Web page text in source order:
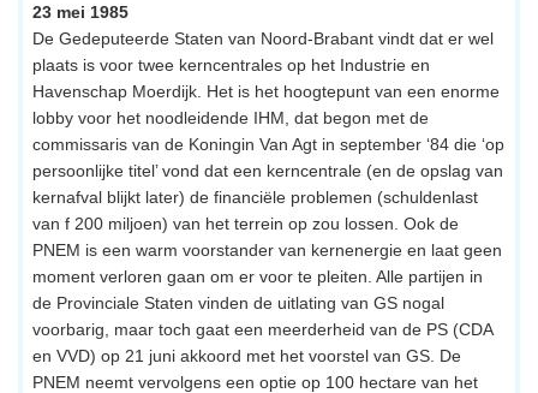
23 mei 1985
De Gedeputeerde Staten van Noord-Brabant vindt dat er wel
plaats is voor twee kerncentrales op het Industrie en
Havenschap Moerdijk. Het is het hoogtepunt van een enorme
lobby voor het noodleidende IHM, dat begon met de
commissaris van de Koningin Van Agt in september ‘84 die ‘op
persoonlijke titel’ vond dat een kerncentrale (en de opslag van
kernafval blijkt later) de financiële problemen (schuldenlast
van f 200 miljoen) van het terrein op zou lossen. Ook de
PNEM is een warm voorstander van kernenergie en laat geen
moment verloren gaan om er voor te pleiten. Alle partijen in
de Provinciale Staten vinden de uitlating van GS nogal
voorbarig, maar toch gaat een meerderheid van de PS (CDA
en VVD) op 21 juni akkoord met het voorstel van GS. De
PNEM neemt vervolgens een optie op 100 hectare van het